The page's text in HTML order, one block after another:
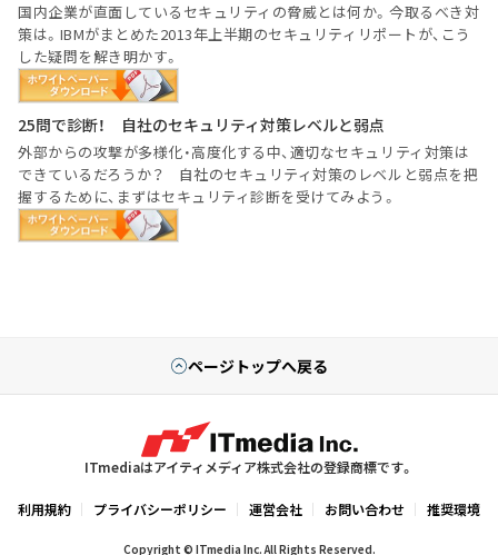
国内企業が直面しているセキュリティの脅威とは何か。今取るべき対
策は。IBMがまとめた2013年上半期のセキュリティリポートが、こう
した疑問を解き明かす。
25問で診断！ 自社のセキュリティ対策レベルと弱点
外部からの攻撃が多様化・高度化する中、適切なセキュリティ対策は
できているだろうか？ 自社のセキュリティ対策のレベルと弱点を把
握するために、まずはセキュリティ診断を受けてみよう。
ページトップへ戻る
ITmediaはアイティメディア株式会社の登録商標です。
利用規約 プライバシーポリシー 運営会社 お問い合わせ 推奨環境
Copyright © ITmedia Inc. All Rights Reserved.